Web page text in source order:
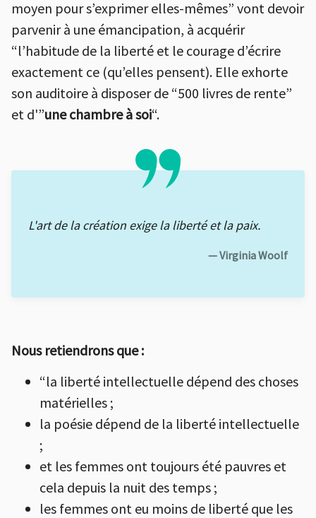
moyen pour s’exprimer elles-mêmes” vont devoir
parvenir à une émancipation, à acquérir
“l’habitude de la liberté et le courage d’écrire
exactement ce (qu’elles pensent). Elle exhorte
son auditoire à disposer de “500 livres de rente”
et d'”une chambre à soi“.
L'art de la création exige la liberté et la paix.
— Virginia Woolf
Nous retiendrons que :
“la liberté intellectuelle dépend des choses
matérielles ;
la poésie dépend de la liberté intellectuelle
;
et les femmes ont toujours été pauvres et
cela depuis la nuit des temps ;
les femmes ont eu moins de liberté que les